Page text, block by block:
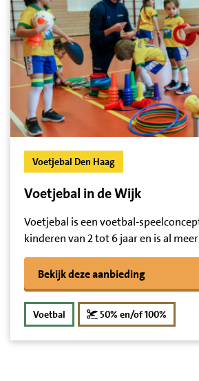
Voetjebal Den Haag
Voetjebal in de Wijk
Voetjebal is een voetbal-
kinderen van 2 tot 6 jaar en is al
Bekijk deze aanbieding
Voetbal 50% en/of 100%